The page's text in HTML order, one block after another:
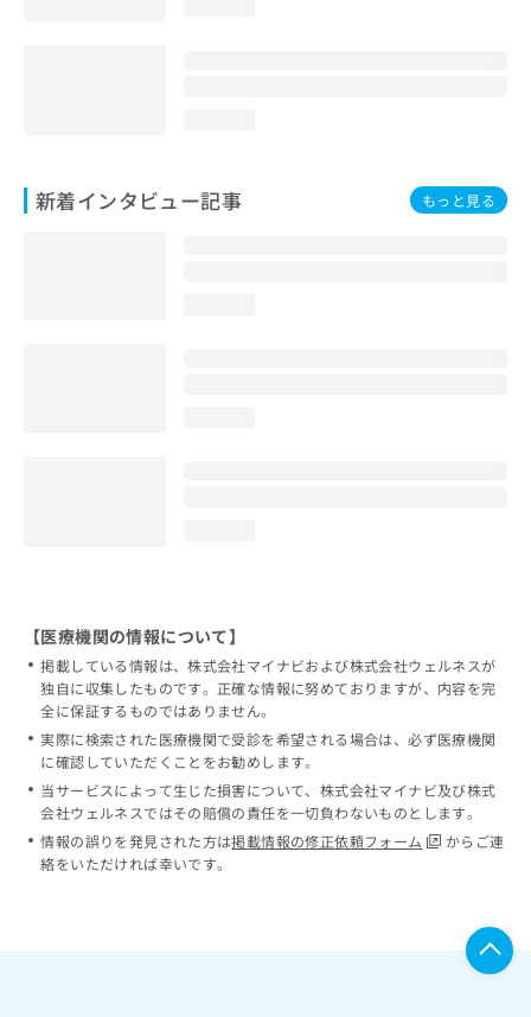
新着インタビュー記事 もっと見る
【医療機関の情報について】
掲載している情報は、株式会社マイナビおよび株式会社ウェルネスが
独自に収集したものです。正確な情報に努めておりますが、内容を完
全に保証するものではありません。
実際に検索された医療機関で受診を希望される場合は、必ず医療機関
に確認していただくことをお勧めします。
当サービスによって生じた損害について、株式会社マイナビ及び株式
会社ウェルネスではその賠償の責任を一切負わないものとします。
情報の誤りを発見された方は掲載情報の修正依頼フォーム
からご連
絡をいただければ幸いです。